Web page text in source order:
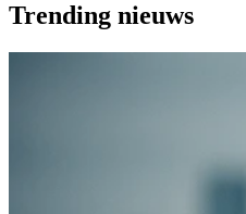
Trending nieuws